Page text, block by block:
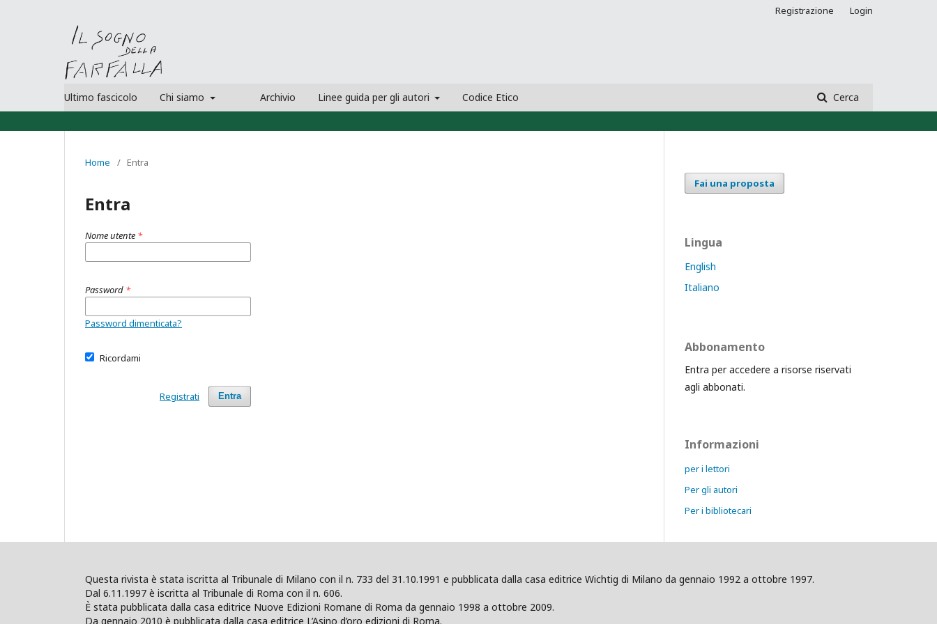
Ultimo fascicolo Chi siamo Archivio Linee guida per gli autori Codice Etico Cerca
Registrazione Login
Home / Entra
Entra
Nome utente *
Password *
Password dimenticata?
Ricordami
Entra
Registrati
Fai una proposta
Lingua
English
Italiano
Abbonamento
Entra per accedere a risorse riservati
agli abbonati.
Informazioni
per i lettori
Per gli autori
Per i bibliotecari
Questa rivista è stata iscritta al Tribunale di Milano con il n. 733 del 31.10.1991 e pubblicata dalla casa editrice Wichtig di Milano da gennaio 1992 a ottobre 1997.
Dal 6.11.1997 è iscritta al Tribunale di Roma con il n. 606.
È stata pubblicata dalla casa editrice Nuove Edizioni Romane di Roma da gennaio 1998 a ottobre 2009.
Da gennaio 2010 è pubblicata dalla casa editrice L’Asino d’oro edizioni di Roma.